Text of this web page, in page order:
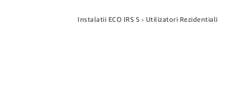
Instalatii ECO IRS S - Utilizatori Rezidentiali